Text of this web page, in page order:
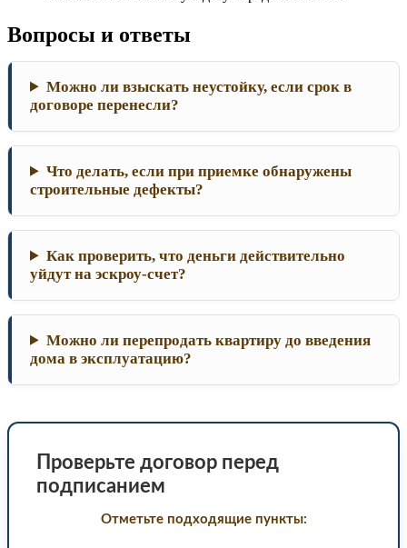
Вопросы и ответы
Можно ли взыскать неустойку, если срок в
договоре перенесли?
Что делать, если при приемке обнаружены
строительные дефекты?
Как проверить, что деньги действительно
уйдут на эскроу-счет?
Можно ли перепродать квартиру до введения
дома в эксплуатацию?
Проверьте договор перед
подписанием
Отметьте подходящие пункты: